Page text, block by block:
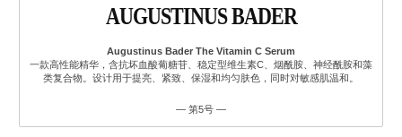
AUGUSTINUS BADER
Augustinus Bader The Vitamin C Serum
一款高性能精华，含抗坏血酸葡糖苷、稳定型维生素C、烟酰胺、神经酰胺和藻
类复合物。设计用于提亮、紧致、保湿和均匀肤色，同时对敏感肌温和。
— 第5号 —